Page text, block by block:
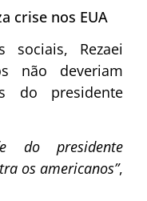
crise nos EUA
sociais, Rezaei
não deveriam
do presidente
do presidente
os americanos”,